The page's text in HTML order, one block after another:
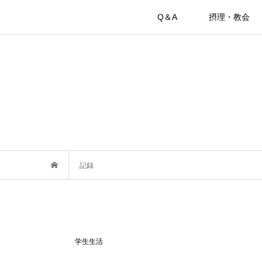
Q＆A 摂理・教会
記録
学生生活